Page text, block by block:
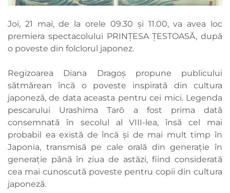
Joi, 21 mai, de la orele 09.30 și 11.00, va avea loc
premiera spectacolului PRINȚESA ȚESTOASĂ, după
o poveste din folclorul japonez.
Regizoarea Diana Dragoș propune publicului
sătmărean încă o poveste inspirată din cultura
japoneză, de data aceasta pentru cei mici. Legenda
pescarului Urashima Tarō a fost prima dată
consemnată în secolul al VIII-lea, însă cel mai
probabil ea există de încă și de mai mult timp în
Japonia, transmisă pe cale orală din generație în
generație până în ziua de astăzi, fiind considerată
cea mai cunoscută poveste pentru copii din cultura
japoneză.